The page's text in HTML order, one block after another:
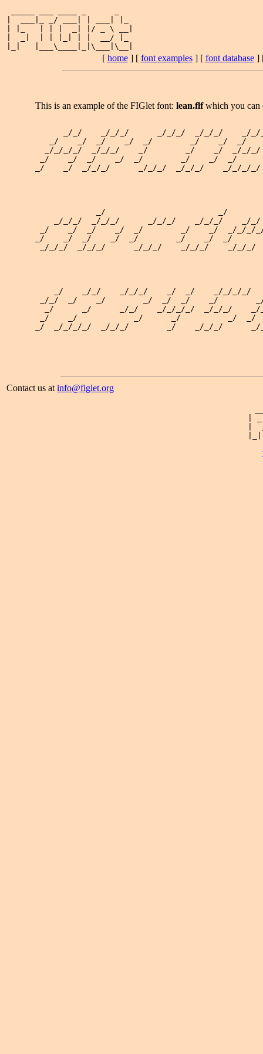
|  ___|_ _/ ___| | ___| |_
| |_   | | |  _| |/ _ \ __|
|  _|  | | |_| | |  __/ |_
[ home] [ font examples] [ font database]
This is an example of the FIGlet font: lean.flfwhich you can
_/_/    _/_/_/      _/_/_/  _/_/_/
_/    _/  _/    _/  _/        _/    _/
_/_/_/_/  _/_/_/    _/        _/    _/  _/
_/    _/  _/    _/  _/        _/    _/
_/    _/  _/_/_/      _/_/_/  _/_/_/    _/
_/
_/_/_/  _/_/_/      _/_/_/    _/_/_/
_/    _/  _/    _/  _/        _/    _/  _/_/
_/    _/  _/    _/  _/        _/    _/  _/
_/_/_/  _/_/_/      _/_/_/    _/_/_/    _/
_/    _/_/    _/_/_/    _/  _/    _/_/_/
_/_/  _/    _/        _/  _/  _/    _/
_/      _/      _/_/    _/_/_/_/  _/_/_/
_/    _/            _/      _/
_/  _/_/_/_/  _/_/_/        _/    _/
Contact us at info@figlet.org